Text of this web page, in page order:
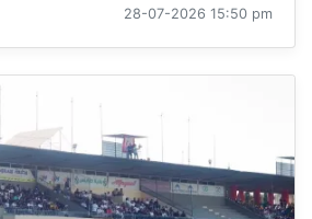
28-07-2026 15:50 pm